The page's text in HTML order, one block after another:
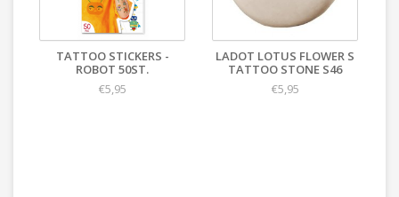
TATTOO STICKERS -
ROBOT 50ST.
€5,95
LADOT LOTUS FLOWER S
TATTOO STONE S46
€5,95